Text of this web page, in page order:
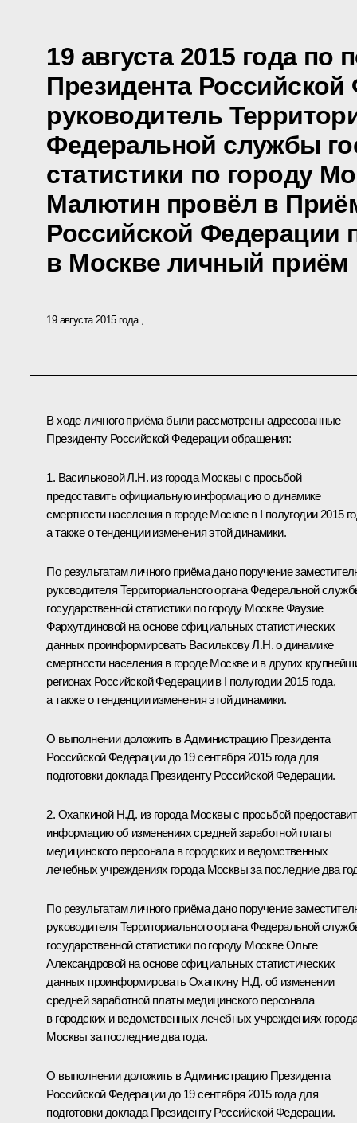
19 августа 2015 года по
Президента
руководитель
Федеральной службы
статистики по городу
Малютин провёл в
Российской Федерации
в Москве личный приём
19 августа 2015 года
В ходе личного приёма были рассмотрены адресованные
Президенту Российской Федерации обращения:
1. Васильковой Л.Н. из города Москвы с просьбой
предоставить официальную информацию о динамике
смертности населения в городе Москве в I полугодии 2015
а также о тенденции изменения этой динамики.
По результатам личного приёма дано поручение
руководителя Территориального органа Федеральной
государственной статистики по городу Москве Фаузие
Фархутдиновой на основе официальных статистических
данных проинформировать Василькову Л.Н. о динамике
смертности населения в городе Москве и в других
регионах Российской Федерации в I полугодии 2015 года,
а также о тенденции изменения этой динамики.
О выполнении доложить в Администрацию Президента
Российской Федерации до 19 сентября 2015 года для
подготовки доклада Президенту Российской Федерации.
2. Охапкиной Н.Д. из города Москвы с просьбой
информацию об изменениях средней заработной платы
медицинского персонала в городских и ведомственных
лечебных учреждениях города Москвы за последние два
По результатам личного приёма дано поручение
руководителя Территориального органа Федеральной
государственной статистики по городу Москве Ольге
Александровой на основе официальных статистических
данных проинформировать Охапкину Н.Д. об изменении
средней заработной платы медицинского персонала
в городских и ведомственных лечебных учреждениях
Москвы за последние два года.
О выполнении доложить в Администрацию Президента
Российской Федерации до 19 сентября 2015 года для
подготовки доклада Президенту Российской Федерации.